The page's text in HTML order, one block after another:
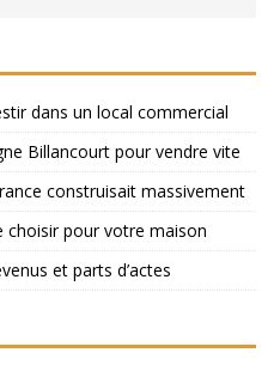
dans un local commercial
Billancourt pour vendre vite
construisait massivement
choisir pour votre maison
et parts d’actes